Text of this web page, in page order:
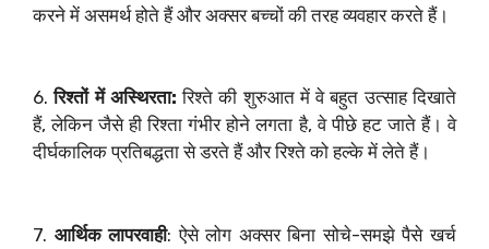
करने में असमर्थ होते हैं और अक्सर बच्चों की तरह व्यवहार करते हैं।
6.रिश्तों में अस्थिरता: रिश्ते की शुरुआत में वे बहुत उत्साह दिखाते
हैं, लेकिन जैसे ही रिश्ता गंभीर होने लगता है, वे पीछे हट जाते हैं। वे
दीर्घकालिक प्रतिबद्धता से डरते हैं और रिश्ते को हल्के में लेते हैं।
7. आर्थिक लापरवाही: ऐसे लोग अक्सर बिना सोचे-समझे पैसे खर्च